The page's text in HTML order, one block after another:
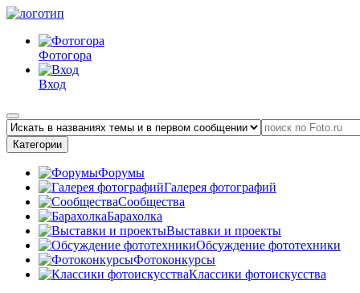
Фотогора
Вход
Категории
Форумы
Галерея фотографий
Сообщества
Барахолка
Выставки и проекты
Обсуждение фототехники
Фотоконкурсы
Классики фотоискусства